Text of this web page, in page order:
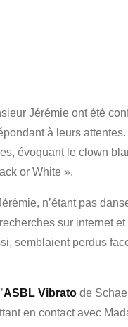
Jérémie ont été
à leurs
évoquant le clown
or White ».
n’étant pas
sur internet
semblaient perdus
ASBL Vibrato de
en contact avec